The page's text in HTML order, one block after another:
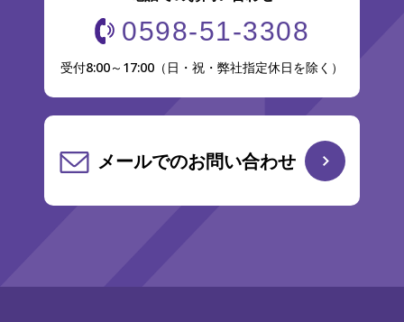
0598-51-3308
受付8:00～17:00（日・祝・弊社指定休日を除く）
メールでのお問い合わせ